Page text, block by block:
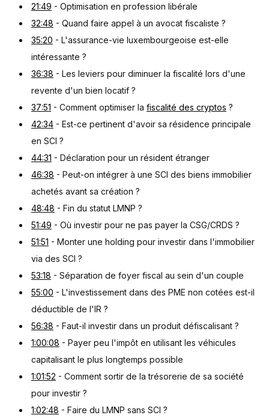
21:49 - Optimisation en profession libérale
32:48 - Quand faire appel à un avocat fiscaliste ?
35:20 - L'assurance-vie luxembourgeoise est-elle
intéressante ?
36:38 - Les leviers pour diminuer la fiscalité lors d'une
revente d'un bien locatif ?
37:51 - Comment optimiser la fiscalité des cryptos ?
42:34 - Est-ce pertinent d'avoir sa résidence principale
en SCI ?
44:31 - Déclaration pour un résident étranger
46:38 - Peut-on intégrer à une SCI des biens immobilier
achetés avant sa création ?
48:48 - Fin du statut LMNP ?
51:49 - Où investir pour ne pas payer la CSG/CRDS ?
51:51 - Monter une holding pour investir dans l'immobilier
via des SCI ?
53:18 - Séparation de foyer fiscal au sein d'un couple
55:00 - L'investissement dans des PME non cotées est-il
déductible de l'IR ?
56:38 - Faut-il investir dans un produit défiscalisant ?
1:00:08 - Payer peu l'impôt en utilisant les véhicules
capitalisant le plus longtemps possible
1:01:52 - Comment sortir de la trésorerie de sa société
pour investir ?
1:02:48 - Faire du LMNP sans SCI ?